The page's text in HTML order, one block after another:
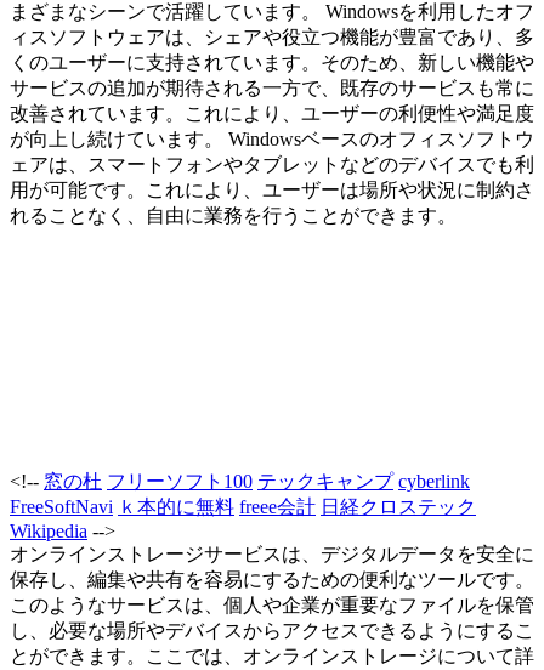
まざまなシーンで活躍しています。 Windowsを利用したオフ
ィスソフトウェアは、シェアや役立つ機能が豊富であり、多
くのユーザーに支持されています。そのため、新しい機能や
サービスの追加が期待される一方で、既存のサービスも常に
改善されています。これにより、ユーザーの利便性や満足度
が向上し続けています。 Windowsベースのオフィスソフトウ
ェアは、スマートフォンやタブレットなどのデバイスでも利
用が可能です。これにより、ユーザーは場所や状況に制約さ
れることなく、自由に業務を行うことができます。
<!-- 窓の杜 フリーソフト100 テックキャンプ cyberlink
FreeSoftNavi ｋ本的に無料 freee会計 日経クロステック
Wikipedia -->
オンラインストレージサービスは、デジタルデータを安全に
保存し、編集や共有を容易にするための便利なツールです。
このようなサービスは、個人や企業が重要なファイルを保管
し、必要な場所やデバイスからアクセスできるようにするこ
とができます。ここでは、オンラインストレージについて詳